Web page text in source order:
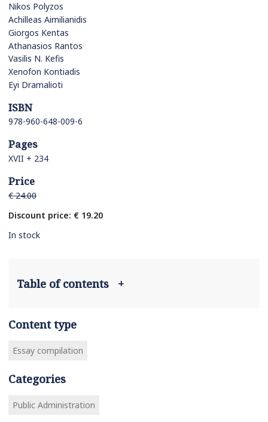
Nikos Polyzos
Achilleas Aimilianidis
Giorgos Kentas
Athanasios Rantos
Vasilis N. Kefis
Xenofon Kontiadis
Eyi Dramalioti
ISBN
978-960-648-009-6
Pages
XVII + 234
Price
€ 24.00
Discount price: € 19.20
In stock
Table of contents +
Content type
Essay compilation
Categories
Public Administration